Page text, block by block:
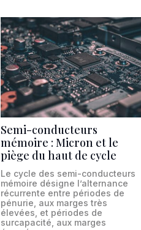
Semi-conducteurs
mémoire : Micron et le
piège du haut de cycle
Le cycle des semi-conducteurs
mémoire désigne l’alternance
récurrente entre périodes de
pénurie, aux marges très
élevées, et périodes de
surcapacité, aux marges